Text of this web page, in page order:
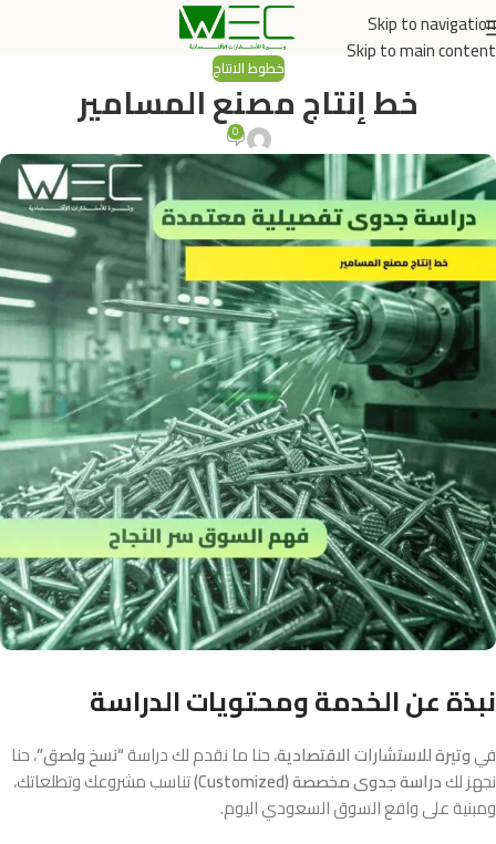
Skip to navigation
Skip to main content
خطوط الانتاج
خط إنتاج مصنع المسامير
0
نبذة عن الخدمة ومحتويات الدراسة
فيوتيرة للاستشارات الاقتصادية، حنا ما نقدم لك دراسة“نسخ ولصق”، حنا
نجهز لكدراسة جدوى مخصصة (Customized)
تناسب مشروعك وتطلعاتك،
ومبنية على واقع السوق السعودي اليوم.